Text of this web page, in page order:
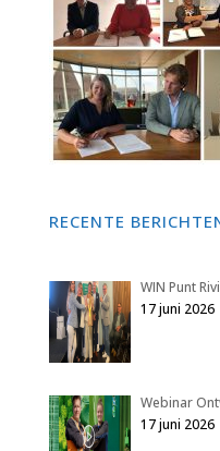
RECENTE
WIN Punt
17 juni 2026
Webinar
17 juni 2026